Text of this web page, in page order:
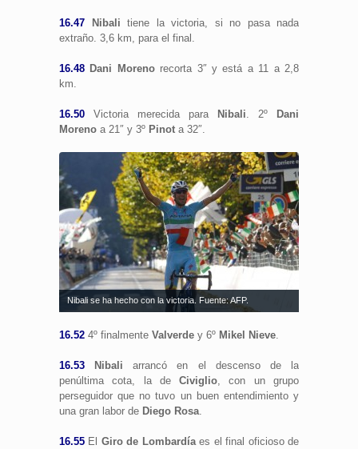
16.47 Nibali tiene la victoria, si no pasa nada
extraño. 3,6 km, para el final.
16.48 Dani Morenorecorta 3″ y está a 11 a 2,8
km.
16.50 Victoria merecida para Nibali. 2º
Dani
Moreno a 21″ y 3º Pinot a 32″.
Nibali se ha hecho con la victoria. Fuente: AFP.
16.52 4º finalmente Valverde y 6º Mikel Nieve.
16.53 Nibali arrancó en el descenso de la
penúltima cota, la deCiviglio, con un grupo
perseguidor que no tuvo un buen entendimiento y
una gran labor de Diego Rosa.
16.55 El Giro de Lombardíaes el final oficioso de